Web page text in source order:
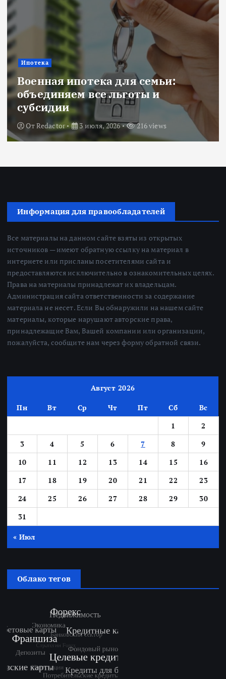
Новости
Title: ИИ в финансовом секторе:
оценка рисков и выбор банка
ОтRedactor 18 июня, 2026 234 views
Информация для правообладателей
Все материалы на данном сайте взяты из открытых
источников — имеют обратную ссылку на материал в
интернете или присланы посетителями сайта и
предоставляются исключительно в ознакомительных целях.
Права на материалы принадлежат их владельцам.
Администрация сайта ответственности за содержание
материала не несет. Если Вы обнаружили на нашем сайте
материалы, которые нарушают авторские права,
принадлежащие Вам, Вашей компании или организации,
пожалуйста, сообщите нам через форму обратной связи.
Август 2026
Пн Вт Ср Чт Пт Сб
Вс
1
2
3
4 5 6 7 8
9
10
11 12 13 14 15
16
17
18 19 20 21 22
23
24
25 26 27 28 29
30
31
« Июл
Облако тегов